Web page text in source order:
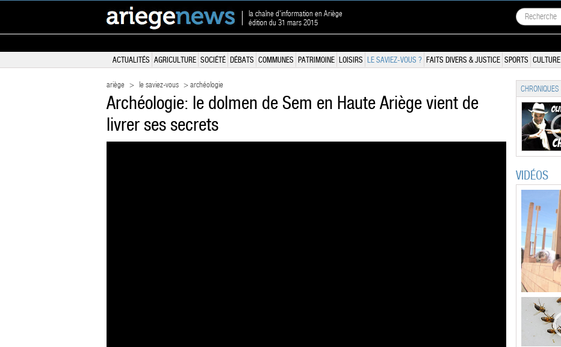
la chaîne d'information en Ariège
édition du 31 mars 2015
ACTUALITÉS AGRICULTURE SOCIÉTÉ DÉBATS COMMUNES PATRIMOINE LOISIRS LE SAVIEZ-VOUS ? FAITS DIVERS & JUSTICE SPORTS CULTURE
ariège > le saviez-vous > archéologie
Archéologie: le dolmen de Sem en Haute Ariège vient de
livrer ses secrets
CHRONIQUES
VIDÉOS